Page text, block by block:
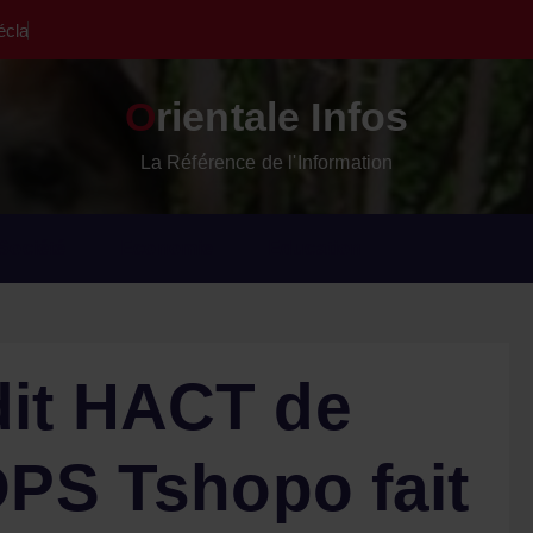
cla
Orientale Infos
La Référence de l'Information
HACT de
Tshopo fait